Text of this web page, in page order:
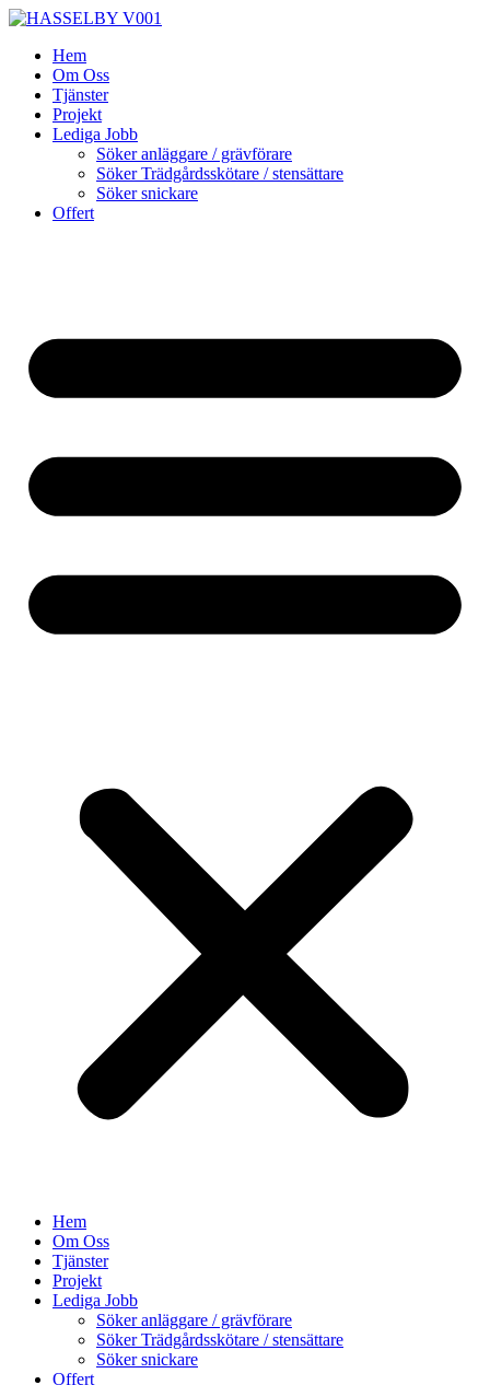
Skip
contentHem
Om Oss
Tjänster
Projekt
Lediga Jobb
Söker anläggare / grävförare
Söker Trädgårdsskötare / stensättare
Söker snickare
Offert
Hem
Om Oss
Tjänster
Projekt
Lediga Jobb
Söker anläggare / grävförare
Söker Trädgårdsskötare / stensättare
Söker snickare
Offert